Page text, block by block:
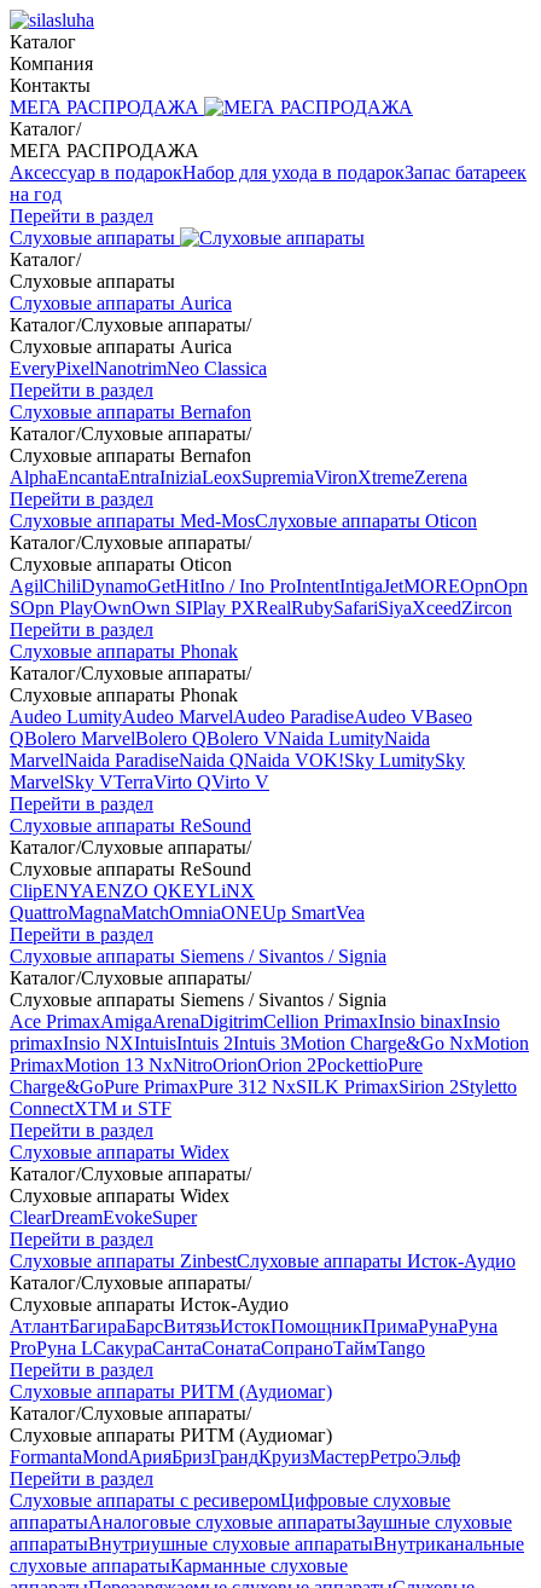
Каталог
Компания
Контакты
МЕГА РАСПРОДАЖА
Каталог/
МЕГА РАСПРОДАЖА
Аксессуар в подарокНабор для ухода в подарокЗапас батареек
на год
Перейти в раздел
Слуховые аппараты
Каталог/
Слуховые аппараты
Слуховые аппараты Aurica
Каталог/Слуховые аппараты/
Слуховые аппараты Aurica
EveryPixelNanotrimNeo Classica
Перейти в раздел
Слуховые аппараты Bernafon
Каталог/Слуховые аппараты/
Слуховые аппараты Bernafon
AlphaEncantaEntraIniziaLeoxSupremiaVironXtremeZerena
Перейти в раздел
Слуховые аппараты Med-MosСлуховые аппараты Oticon
Каталог/Слуховые аппараты/
Слуховые аппараты Oticon
AgilChiliDynamoGetHitIno / Ino ProIntentIntigaJetMOREOpnOpn
SOpn PlayOwnOwn SIPlay PXRealRubySafariSiyaXceedZircon
Перейти в раздел
Слуховые аппараты Phonak
Каталог/Слуховые аппараты/
Слуховые аппараты Phonak
Audeo LumityAudeo MarvelAudeo ParadiseAudeo VBaseo
QBolero MarvelBolero QBolero VNaida LumityNaida
MarvelNaida ParadiseNaida QNaida VOK!Sky LumitySky
MarvelSky VTerraVirto QVirto V
Перейти в раздел
Слуховые аппараты ReSound
Каталог/Слуховые аппараты/
Слуховые аппараты ReSound
ClipENYAENZO QKEYLiNX
QuattroMagnaMatchOmniaONEUp SmartVea
Перейти в раздел
Слуховые аппараты Siemens / Sivantos / Signia
Каталог/Слуховые аппараты/
Слуховые аппараты Siemens / Sivantos / Signia
Ace PrimaxAmigaArenaDigitrimCellion PrimaxInsio binaxInsio
primaxInsio NXIntuisIntuis 2Intuis 3Motion Charge&Go NxMotion
PrimaxMotion 13 NxNitroOrionOrion 2PockettioPure
Charge&GoPure PrimaxPure 312 NxSILK PrimaxSirion 2Styletto
ConnectXTM и STF
Перейти в раздел
Слуховые аппараты Widex
Каталог/Слуховые аппараты/
Слуховые аппараты Widex
ClearDreamEvokeSuper
Перейти в раздел
Слуховые аппараты ZinbestСлуховые аппараты Исток-Аудио
Каталог/Слуховые аппараты/
Слуховые аппараты Исток-Аудио
АтлантБагираБарсВитязьИстокПомощникПримаРунаРуна
ProРуна LСакураСантаСонатаСопраноТаймTango
Перейти в раздел
Слуховые аппараты РИТМ (Аудиомаг)
Каталог/Слуховые аппараты/
Слуховые аппараты РИТМ (Аудиомаг)
FormantaMondАрияБризГрандКруизМастерРетроЭльф
Перейти в раздел
Слуховые аппараты с ресиверомЦифровые слуховые
аппаратыАналоговые слуховые аппаратыЗаушные слуховые
аппаратыВнутриушные слуховые аппаратыВнутриканальные
слуховые аппаратыКарманные слуховые